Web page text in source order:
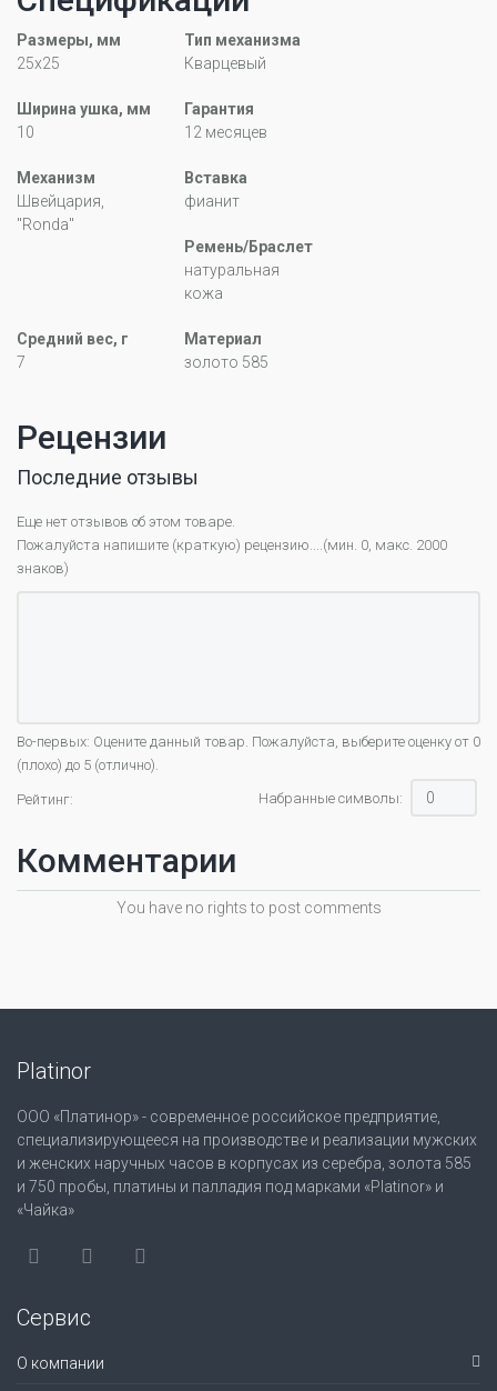
Размеры, мм
25x25
Тип механизма
Кварцевый
Ширина ушка, мм
10
Гарантия
12 месяцев
Механизм
Швейцария,
"Ronda"
Вставка
фианит
Ремень/Браслет
натуральная
кожа
Средний вес, г
7
Материал
золото 585
Рецензии
Последние отзывы
Еще нет отзывов об этом товаре.
Пожалуйста напишите (краткую) рецензию....(мин. 0, макс. 2000
знаков)
Во-первых: Оцените данный товар. Пожалуйста, выберите оценку от 0
(плохо) до 5 (отлично).
Рейтинг: Набранные символы:
Комментарии
You have no rights to post comments
Platinor
ООО «Платинор» - современное российское предприятие,
специализирующееся на производстве и реализации мужских
и женских наручных часов в корпусах из серебра, золота 585
и 750 пробы, платины и палладия под марками «Platinor» и
«Чайка»
Сервис
О компании